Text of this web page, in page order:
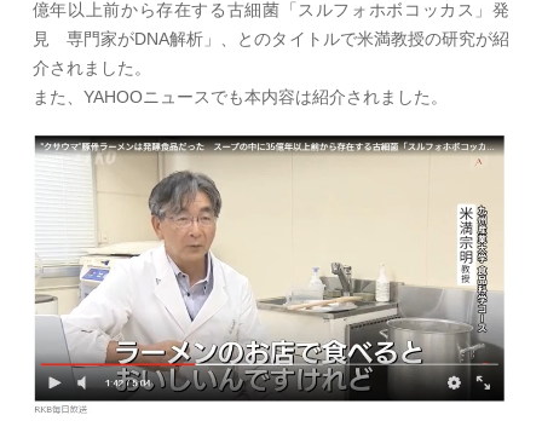
億年以上前から存在する古細菌「スルフォホボコッカス」発
見 専門家がDNA解析」、とのタイトルで米満教授の研究が紹
介されました。
また、YAHOOニュースでも本内容は紹介されました。